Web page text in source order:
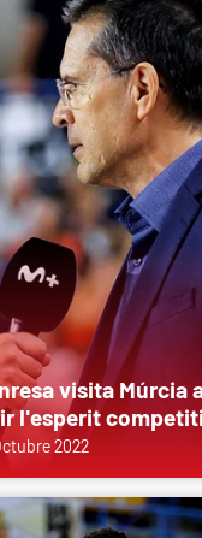
visita Múrcia
l'esperit
2022